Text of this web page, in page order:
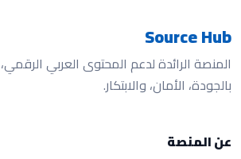
Source Hub
المنصة الرائدة لدعم المحتوى العربي
بالجودة، الأمان، والابتكار.
عن المنصة